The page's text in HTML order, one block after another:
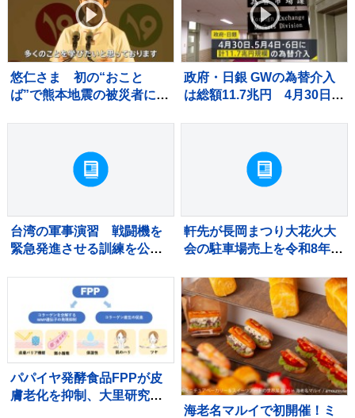
齢者も 週明け15号も本州
へ【news23】
悠仁さま 初の“おこと
ば”で熊本地震の被災者にお
政府・日銀 GWの為替介入
は総額11.7兆円 4月30日は
台湾の軍事演習 戦闘機を
緊急発進させる訓練を公
軒先が長岡まつり大花火大
会の駐車場売上を令和8年熊
パパイヤ発酵食品FPPが皮
膚老化を抑制、大里研究所
海老名マルイで初開催！ミ